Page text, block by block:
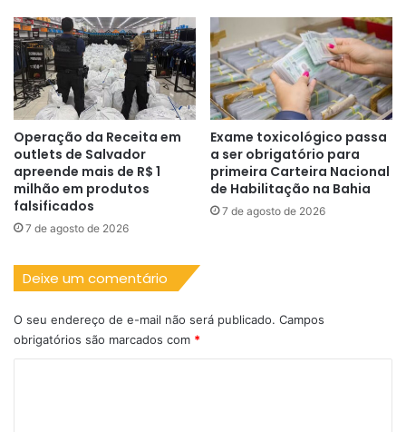
Operação da Receita em
outlets de Salvador
apreende mais de R$ 1
milhão em produtos
falsificados
7 de agosto de 2026
Exame toxicológico passa
a ser obrigatório para
primeira Carteira Nacional
de Habilitação na Bahia
7 de agosto de 2026
Deixe um comentário
O seu endereço de e-mail não será publicado. Campos
obrigatórios são marcados com *